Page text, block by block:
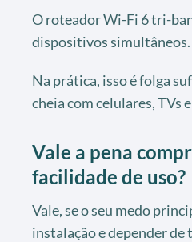
O roteador Wi-Fi 6 tri-
dispositivos simultâneos.
Na prática, isso é folga
cheia com celulares, TVs
Vale a pena
facilidade de uso?
Vale, se o seu medo
instalação e depender de